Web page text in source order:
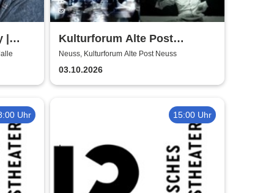
|
Kulturforum Alte Post
presents: Layers Respond
Neuss, Kulturforum Alte Post Neuss
03.10.2026
Uhr 15:00 Uhr